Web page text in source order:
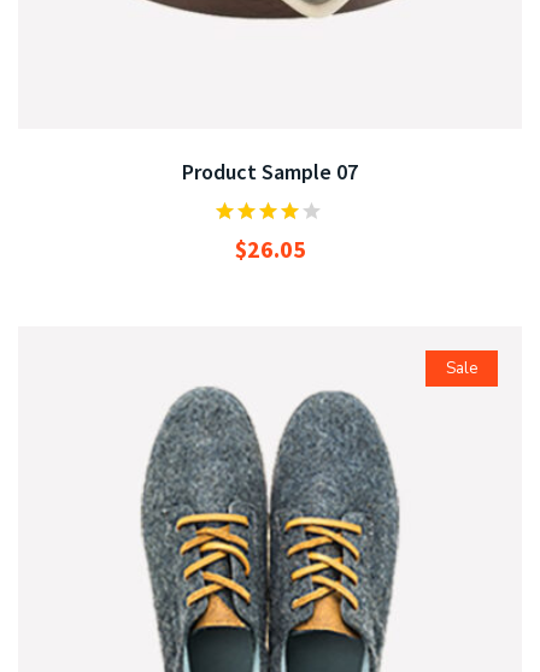
Product Sample 07
$26.05
Sale